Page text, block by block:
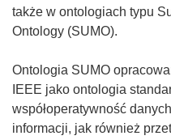
także w ontologiach typu
Ontology (SUMO).
Ontologia SUMO
IEEE jako ontologia
współoperatywność
informacji, jak również